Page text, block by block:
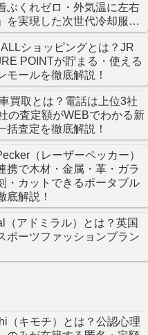
ぶくれゼロ・外気温に左右
を実現した次世代冷却服を
ショッピングとは？JR
POINTが貯まる・使える
モールを徹底解説！
買取とは？電話は上位3社
の査定額がWEBでわかる新
括査定を徹底解説！
（レーザーペッカー）
携で木材・金属・革・ガラ
・カットできるポータブル
底解説！
（アドミラル）とは？英国
ポーツファッションブラン
（キモチ）とは？公認心理